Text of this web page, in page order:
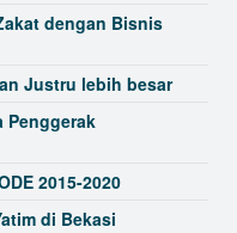
dengan Bisnis
Justru lebih besar
Penggerak
2015-2020
di Bekasi